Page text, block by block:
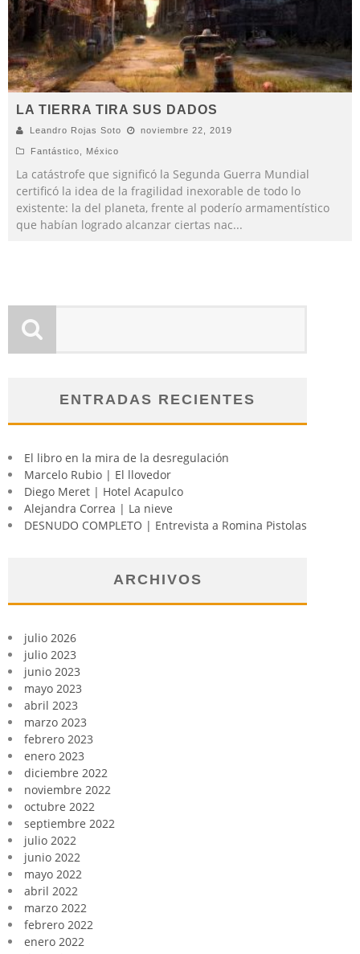
LA TIERRA TIRA SUS DADOS
Leandro Rojas Soto noviembre 22, 2019
Fantástico México
La catástrofe que significó la Segunda Guerra Mundial
certificó la idea de la fragilidad inexorable de todo lo
existente: la del planeta, frente al poderío armamentístico
que habían logrado alcanzar ciertas nac...
ENTRADAS RECIENTES
El libro en la mira de la desregulación
Marcelo Rubio | El llovedor
Diego Meret | Hotel Acapulco
Alejandra Correa | La nieve
DESNUDO COMPLETO | Entrevista a Romina Pistolas
ARCHIVOS
julio 2026
julio 2023
junio 2023
mayo 2023
abril 2023
marzo 2023
febrero 2023
enero 2023
diciembre 2022
noviembre 2022
octubre 2022
septiembre 2022
julio 2022
junio 2022
mayo 2022
abril 2022
marzo 2022
febrero 2022
enero 2022